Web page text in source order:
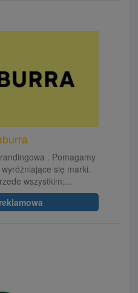
. Pomagamy
się marki.
wszystkim:...